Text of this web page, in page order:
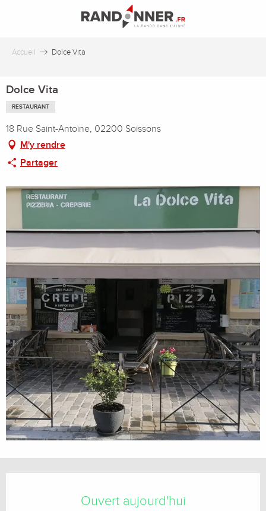
principal
Accueil Dolce Vita
Dolce Vita
RESTAURANT
18 Rue Saint-Antoine, 02200 Soissons
M'y rendre
Partager
Ouvert aujourd'hui